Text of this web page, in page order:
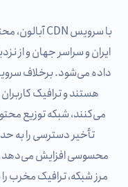
ایران و سراسر جهان و از
داده می‌شود. برخلاف
هستند و ترافیک کاربران
می‌کنند، شبکه توزیع
تأخیر دسترسی را به
محسوسی افزایش می‌دهد.
مرز شبکه، ترافیک مخرب